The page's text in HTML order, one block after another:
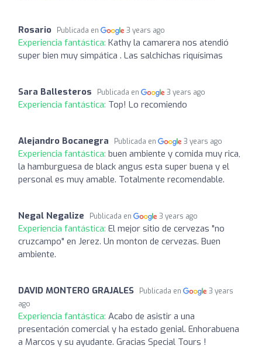
Rosario Publicada en 3 years ago
Experiencia fantástica: Kathy la camarera nos atendió
super bien muy simpática . Las salchichas riquísimas
Sara Ballesteros Publicada en 3 years ago
Experiencia fantástica: Top! Lo recomiendo
Alejandro Bocanegra Publicada en 3 years ago
Experiencia fantástica: buen ambiente y comida muy rica,
la hamburguesa de black angus esta super buena y el
personal es muy amable. Totalmente recomendable.
Negal Negalize Publicada en 3 years ago
Experiencia fantástica: El mejor sitio de cervezas "no
cruzcampo" en Jerez. Un monton de cervezas. Buen
ambiente.
DAVID MONTERO GRAJALES Publicada en
3 years
ago
Experiencia fantástica: Acabo de asistir a una
presentación comercial y ha estado genial. Enhorabuena
a Marcos y su ayudante. Gracias Special Tours !